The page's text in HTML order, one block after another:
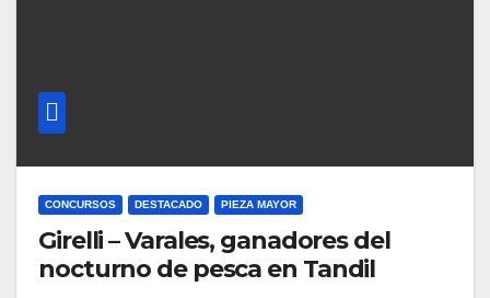
CONCURSOS DESTACADO PIEZA MAYOR
Girelli – Varales, ganadores del
nocturno de pesca en Tandil